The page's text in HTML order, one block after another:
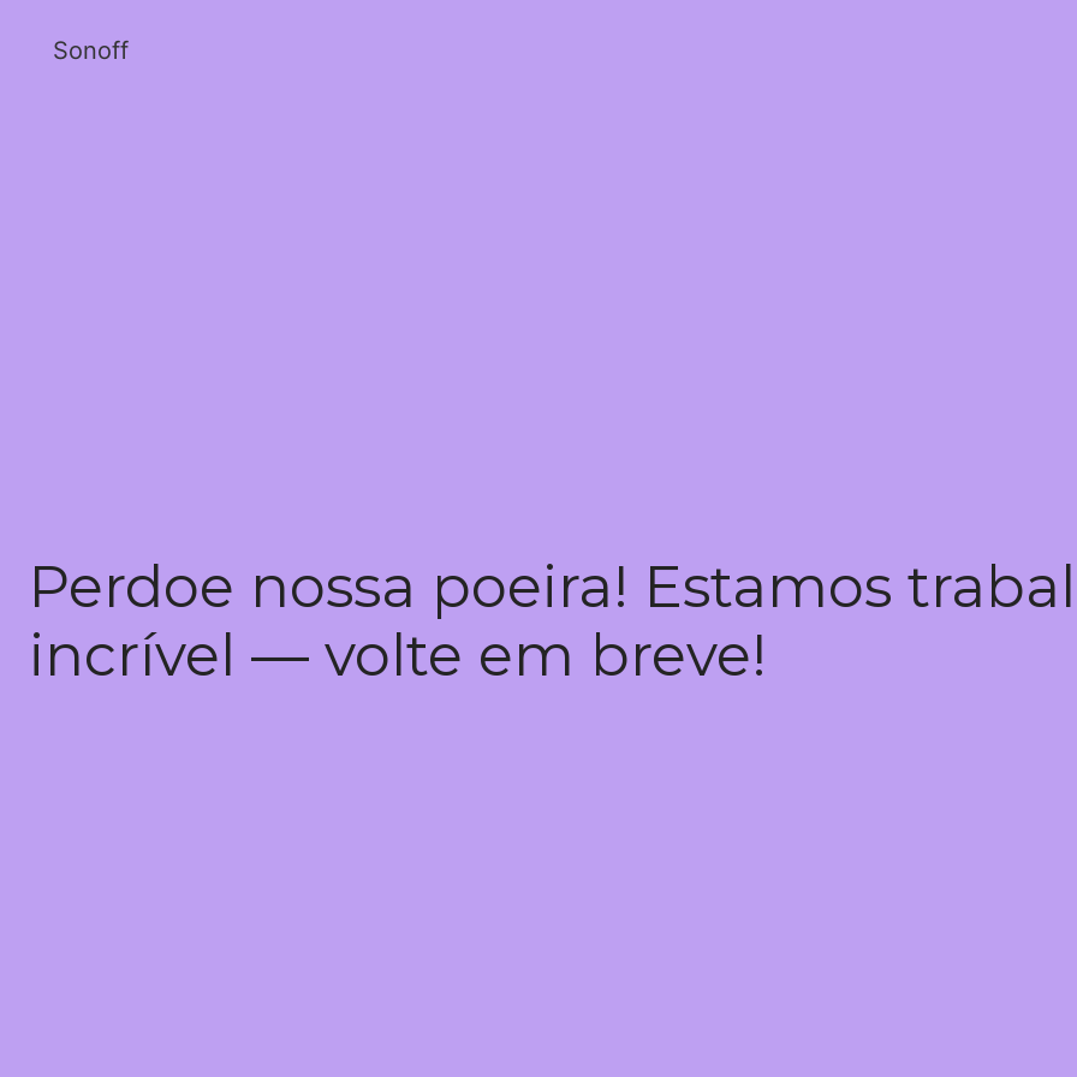
Sonoff
Perdoe nossa poeira! Estamos
incrível — volte em breve!